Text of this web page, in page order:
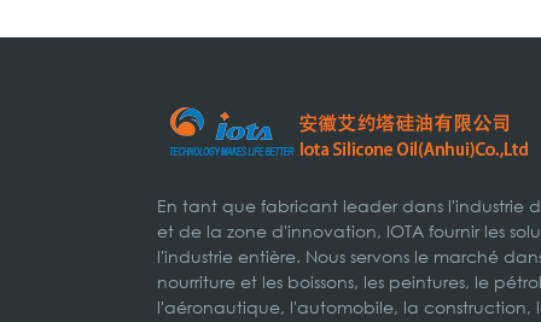
En tant que fabricant leader dans l'industrie
et de la zone d'innovation, IOTA fournir les
l'industrie entière. Nous servons le marché
nourriture et les boissons, les peintures, le
l'aéronautique, l'automobile, la construction,